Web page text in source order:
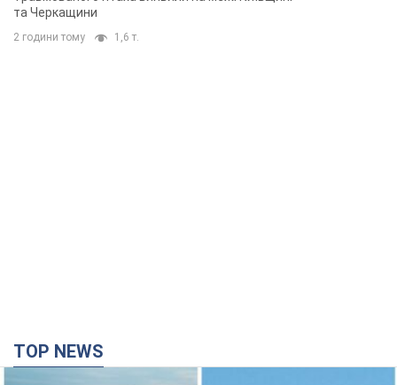
та Черкащини
2 години тому 1,6 т.
TOP NEWS